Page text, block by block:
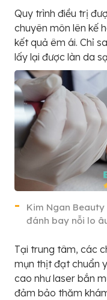
Quy trình điều trị
chuyên môn lên kế
kết quả êm ái. Chỉ
lấy lại được làn da
Kim Ngan
đánh bay nỗi lo
Tại trung tâm, các
mụn thịt đạt chuẩn
cao như laser bắn
đảm bảo thăm